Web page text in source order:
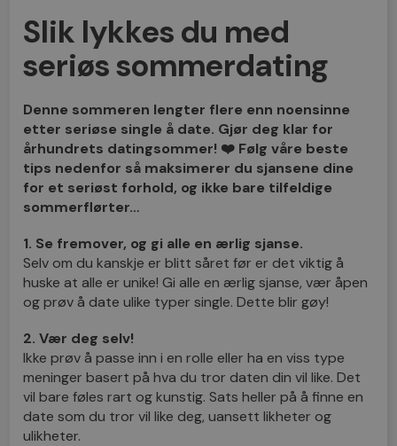
Slik lykkes du med
seriøs sommerdating
Denne sommeren lengter flere enn noensinne
etter seriøse single å date. Gjør deg klar for
århundrets datingsommer! ❤️ Følg våre beste
tips nedenfor så maksimerer du sjansene dine
for et seriøst forhold, og ikke bare tilfeldige
sommerflørter…
1. Se fremover, og gi alle en ærlig sjanse.
Selv om du kanskje er blitt såret før er det viktig å
huske at alle er unike! Gi alle en ærlig sjanse, vær åpen
og prøv å date ulike typer single. Dette blir gøy!
2. Vær deg selv!
Ikke prøv å passe inn i en rolle eller ha en viss type
meninger basert på hva du tror daten din vil like. Det
vil bare føles rart og kunstig. Sats heller på å finne en
date som du tror vil like deg, uansett likheter og
ulikheter.